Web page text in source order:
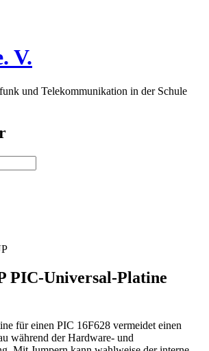
V.
und Telekommunikation in der Schule
PIC-Universal-Platine
für einen PIC 16F628 vermeidet einen
während der Hardware- und